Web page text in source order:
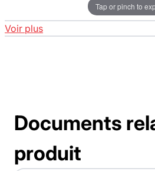
Tap or pinch to
Voir plus
Documents
produit